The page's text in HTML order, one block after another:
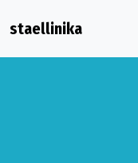
staellinika